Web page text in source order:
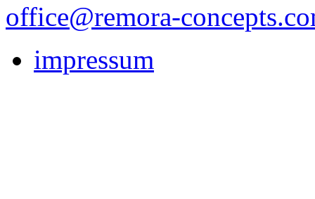
office@remora-
impressum